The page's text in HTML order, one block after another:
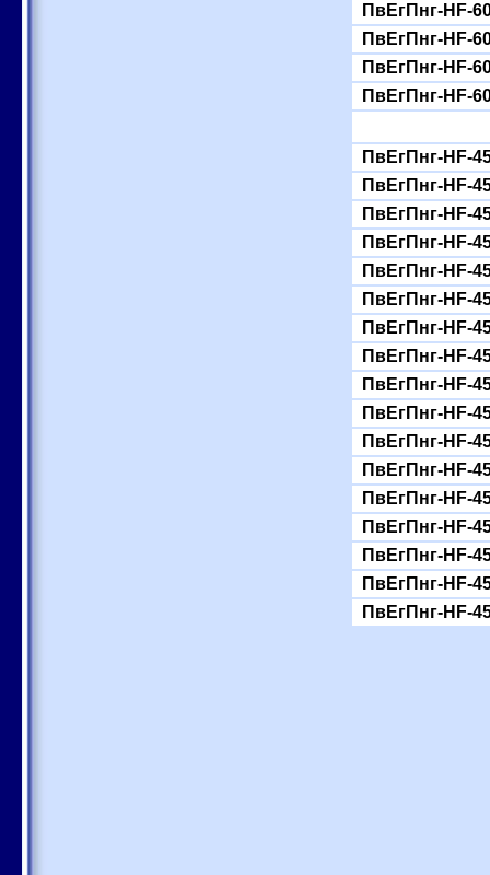
ПвЕгПнг-HF-
ПвЕгПнг-HF-
ПвЕгПнг-HF-
ПвЕгПнг-HF-
ПвЕгПнг-HF-
ПвЕгПнг-HF-
ПвЕгПнг-HF-
ПвЕгПнг-HF-
ПвЕгПнг-HF-
ПвЕгПнг-HF-
ПвЕгПнг-HF-
ПвЕгПнг-HF-
ПвЕгПнг-HF-
ПвЕгПнг-HF-
ПвЕгПнг-HF-
ПвЕгПнг-HF-
ПвЕгПнг-HF-
ПвЕгПнг-HF-
ПвЕгПнг-HF-
ПвЕгПнг-HF-
ПвЕгПнг-HF-